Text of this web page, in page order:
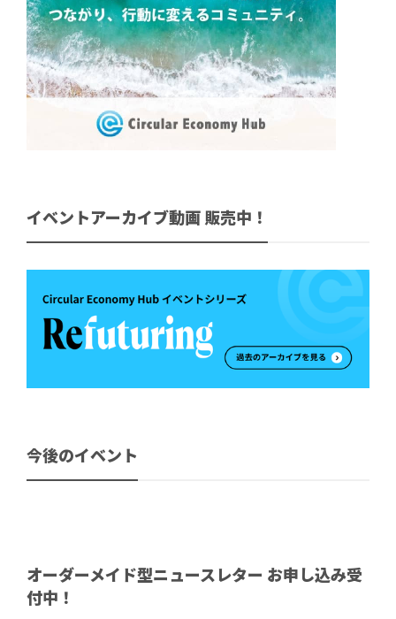
イベントアーカイブ動画 販売中！
今後のイベント
オーダーメイド型ニュースレター お申し込み受
付中！